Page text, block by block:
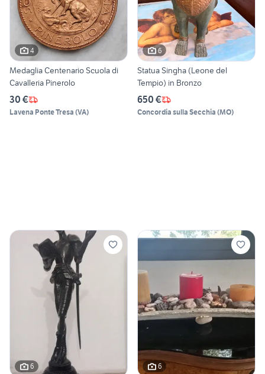
4
Medaglia Centenario Scuola di
Cavalleria Pinerolo
30 €
Lavena Ponte Tresa (VA)
6
Statua Singha (Leone del
Tempio) in Bronzo
650 €
Concordia sulla Secchia (MO)
6 6